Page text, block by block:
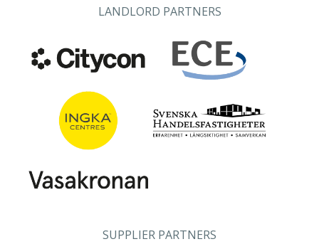
LANDLORD PARTNERS
SUPPLIER PARTNERS